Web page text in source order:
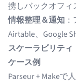
携しバックオフィ
情報整理＆通知
Airtable、Google
スケーラビリティ
ケース例
Parseur + Makeで